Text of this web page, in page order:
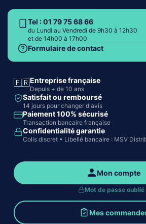
Tel : 01 79 75 68 66
du Lundi au Vendredi de 9h30 à 12h30
et de 14h00 à 17h00
Formulaire de contact
🇫🇷Entreprise française
Depuis + de 10 ans
Satisfait ou remboursé
14 jours pour changer d'avis
Paiement 100% sécurisé
Transaction bancaire française
Confidentialité garantie
Colis discret • Libellé bancaire : MSV
Mon compte
Mot de passe oublié
Mes